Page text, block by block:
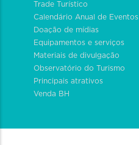
Trade Turístico
Calendário Anual de Eventos
Doação de mídias
Equipamentos e serviços
Materiais de divulgação
Observatório do Turismo
Principais atrativos
Venda BH